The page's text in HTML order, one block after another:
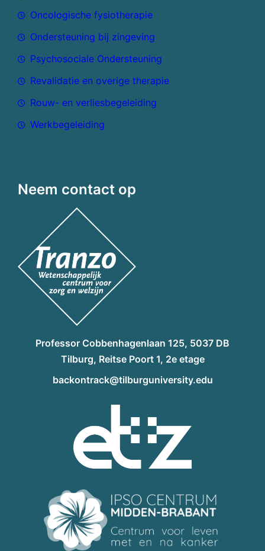
Oncologische fysiotherapie
Ondersteuning bij zingeving
Psychosociale Ondersteuning
Revalidatie en overige therapie
Rouw- en verliesbegeleiding
Werkbegeleiding
Neem contact op
Professor Cobbenhagenlaan 125, 5037 DB
Tilburg, Reitse Poort 1, 2e etage
backontrack@tilburguniversity.edu